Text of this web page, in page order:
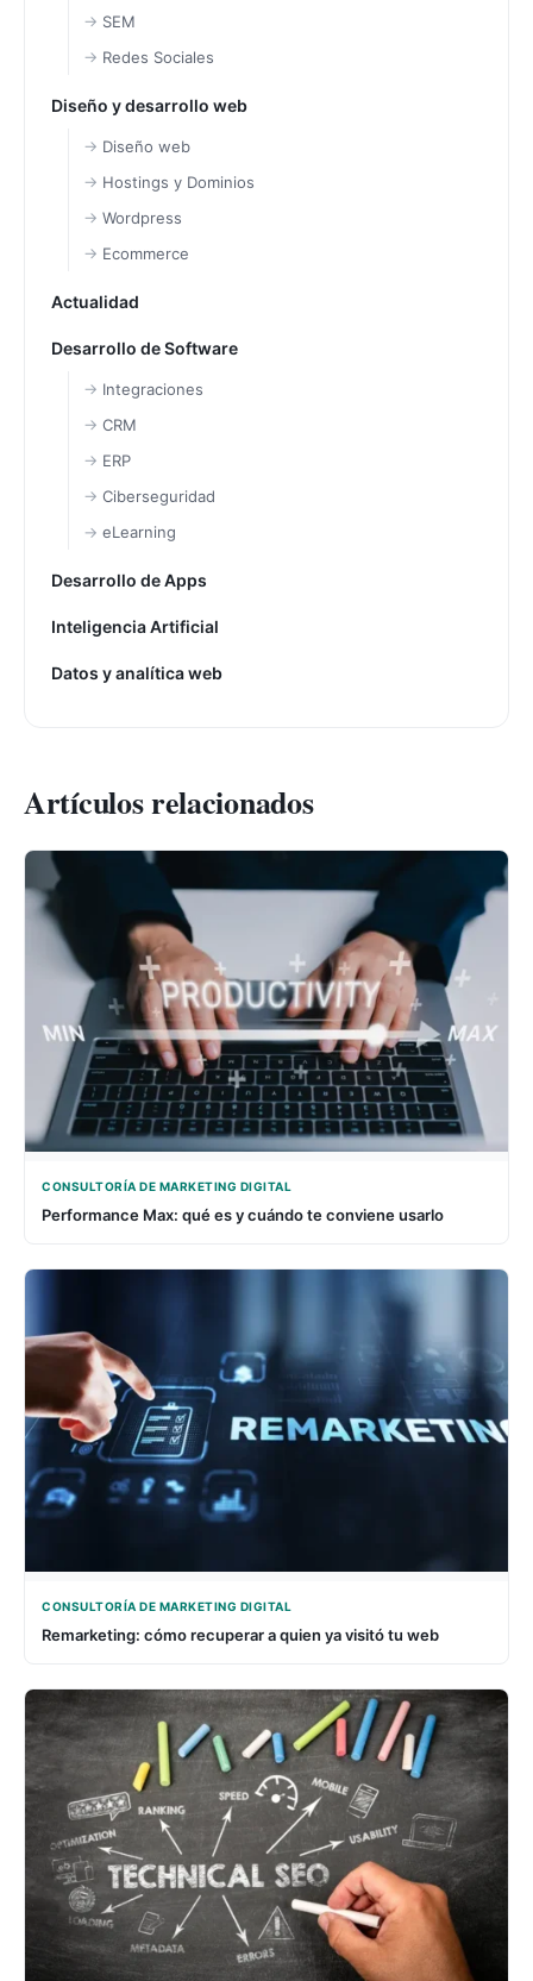
SEM
Redes Sociales
Diseño y desarrollo web
Diseño web
Hostings y Dominios
Wordpress
Ecommerce
Actualidad
Desarrollo de Software
Integraciones
CRM
ERP
Ciberseguridad
eLearning
Desarrollo de Apps
Inteligencia Artificial
Datos y analítica web
Artículos relacionados
CONSULTORÍA DE MARKETING DIGITAL
Performance Max: qué es y cuándo te conviene usarlo
CONSULTORÍA DE MARKETING DIGITAL
Remarketing: cómo recuperar a quien ya visitó tu web